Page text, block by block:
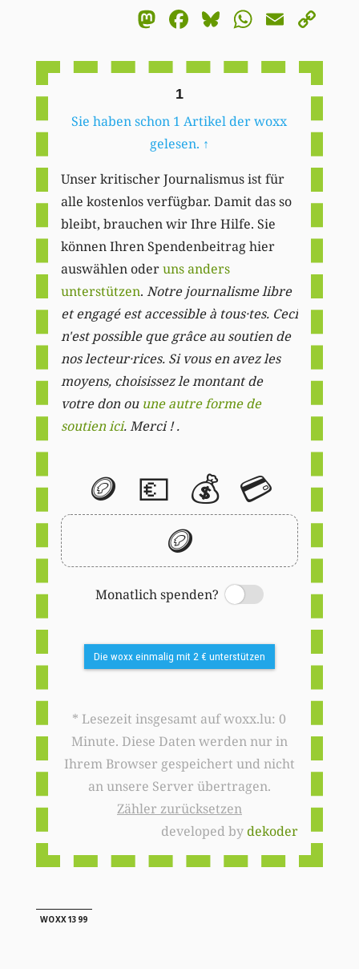
Mastodon
Facebook
BlueskyEmail
1
Sie haben schon 1 Artikel der woxx
gelesen. ↑
Unser kritischer Journalismus ist für
alle kostenlos verfügbar. Damit das so
bleibt, brauchen wir Ihre Hilfe. Sie
können Ihren Spendenbeitrag hier
auswählen oderuns anders
unterstützen. Notre journalisme libre
et engagé est accessible à tous·tes. Ceci
n'est possible que grâce au soutien de
nos lecteur·rices. Si vous en avez les
moyens, choisissez le montant de
votre don ou une autre forme de
soutien ici. Merci ! .
🪙 💶 💰 💳
🪙
Monatlich spenden?
Switch
Die woxx einmalig mit 2 € unterstützen
* Lesezeit insgesamt auf woxx.lu: 0
Minute. Diese Daten werden nur in
Ihrem Browser gespeichert und nicht
an unsere Server übertragen.
Zähler zurücksetzen
developed bydekoder
WOXX1399